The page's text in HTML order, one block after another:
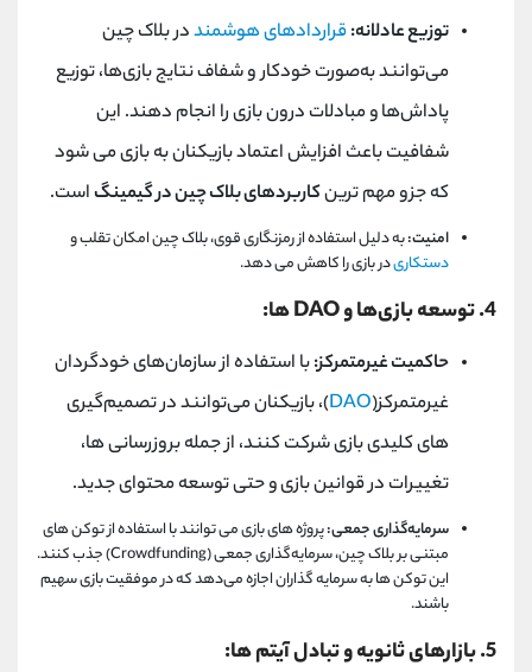
توزیع عادلانه:قراردادهای هوشمنددر بلاک چین
می‌توانند به‌صورت خودکار و شفاف نتایج بازی‌ها، توزیع
پاداش‌ها و مبادلات درون بازی را انجام دهند. این
شفافیت باعث افزایش اعتماد بازیکنان به بازی می ‌شود
که جزو مهم ترینکاربردهای بلاک چین در گیمینگاست.
امنیت:به دلیل استفاده از رمزنگاری قوی، بلاک چین امکان تقلب و
دستکاریدر بازی را کاهش می ‌دهد.
4. توسعه بازی‌ها و DAOها:
حاکمیت غیرمتمرکز:با استفاده از سازمان‌های خودگردان
غیرمتمرکز
(DAO)
، بازیکنان می‌توانند در تصمیم‌گیری
‌های کلیدی بازی شرکت کنند، از جمله بروزرسانی ‌ها،
تغییرات در قوانین بازی و حتی توسعه محتوای جدید.
سرمایه‌گذاری جمعی:پروژه‌ های بازی می ‌توانند با استفاده از توکن‌ های
مبتنی بر بلاک چین، سرمایه‌گذاری جمعی(Crowdfunding)جذب کنند.
این توکن ‌ها به سرمایه‌ گذاران اجازه می‌دهد که در موفقیت بازی سهیم
باشند.
5. بازارهای ثانویه و تبادل آیتم‌ ها: